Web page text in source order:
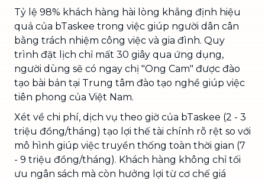
Tỷ lệ 98% khách hàng hài lòng khẳng định hiệu
quả của bTaskee trong việc giúp người dân cân
bằng trách nhiệm công việc và gia đình. Quy
trình đặt lịch chỉ mất 30 giây qua ứng dụng,
người dùng sẽ có ngay chị "Ong Cam" được đào
tạo bài bản tại Trung tâm đào tạo nghề giúp việc
tiên phong của Việt Nam.
Xét về chi phí, dịch vụ theo giờ của bTaskee (2 - 3
triệu đồng/tháng) tạo lợi thế tài chính rõ rệt so với
mô hình giúp việc truyền thống toàn thời gian (7
- 9 triệu đồng/tháng). Khách hàng không chỉ tối
ưu ngân sách mà còn hưởng lợi từ cơ chế giá